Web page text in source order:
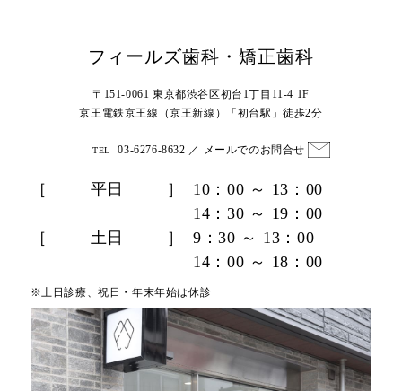
フィールズ歯科・矯正歯科
〒151-0061 東京都渋谷区初台1丁目11-4 1F
京王電鉄京王線（京王新線）「初台駅」徒歩2分
TEL 03-6276-8632 ／ メールでのお問合せ
［ 平日 ］
10：00 ～ 13：00
14：30 ～ 19：00
［
土日 ］
9：30 ～ 13：00
14：00 ～ 18：00
※土日診療、祝日・年末年始は休診